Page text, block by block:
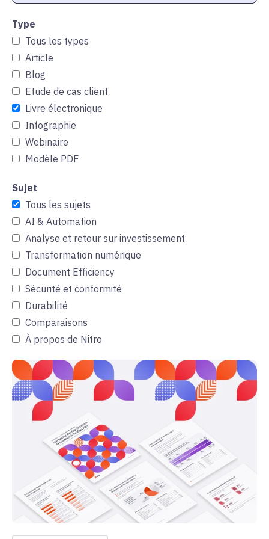
Type
Tous les types
Article
Blog
Etude de cas client
Livre électronique
Infographie
Webinaire
Modèle PDF
Sujet
Tous les sujets
AI & Automation
Analyse et retour sur investissement
Transformation numérique
Document Efficiency
Sécurité et conformité
Durabilité
Comparaisons
À propos de Nitro